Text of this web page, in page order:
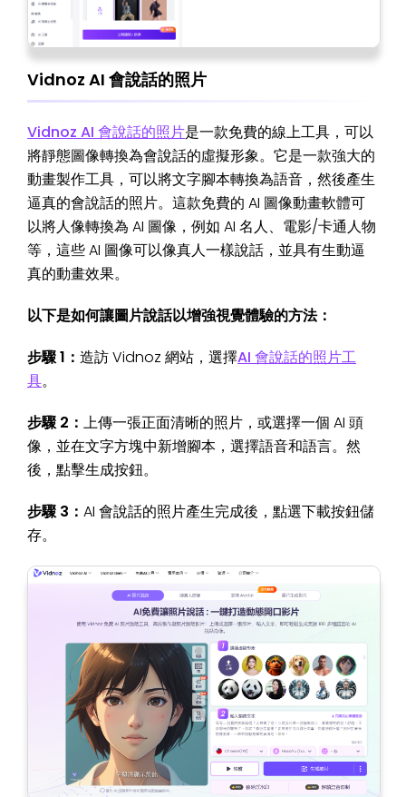
Vidnoz AI 會說話的照片
Vidnoz AI 會說話的照片是一款免費的線上工具，可以
將靜態圖像轉換為會說話的虛擬形象。它是一款強大的
動畫製作工具，可以將文字腳本轉換為語音，然後產生
逼真的會說話的照片。這款免費的 AI 圖像動畫軟體可
以將人像轉換為 AI 圖像，例如 AI 名人、電影/卡通人物
等，這些 AI 圖像可以像真人一樣說話，並具有生動逼
真的動畫效果。
以下是如何讓圖片說話以增強視覺體驗的方法：
步驟 1： 造訪 Vidnoz 網站，選擇AI 會說話的照片工
具。
步驟 2： 上傳一張正面清晰的照片，或選擇一個 AI 頭
像，並在文字方塊中新增腳本，選擇語音和語言。然
後，點擊生成按鈕。
步驟 3： AI 會說話的照片產生完成後，點選下載按鈕儲
存。